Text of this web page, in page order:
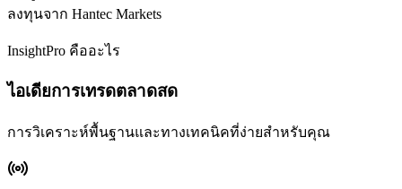
ลงทุนจาก Hantec Markets
InsightPro คืออะไร
ไอเดียการเทรดตลาดสด
การวิเคราะห์พื้นฐานและทางเทคนิคที่ง่ายสำหรับคุณ